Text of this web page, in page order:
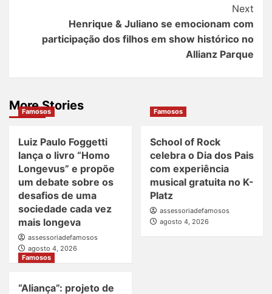
Next
Henrique & Juliano se emocionam com
participação dos filhos em show histórico no
Allianz Parque
More Stories
Famosos
Luiz Paulo Foggetti
lança o livro “Homo
Longevus” e propõe
um debate sobre os
desafios de uma
sociedade cada vez
mais longeva
assessoriadefamosos
agosto 4, 2026
Famosos
School of Rock
celebra o Dia dos Pais
com experiência
musical gratuita no K-
Platz
assessoriadefamosos
agosto 4, 2026
Famosos
“Aliança”: projeto de